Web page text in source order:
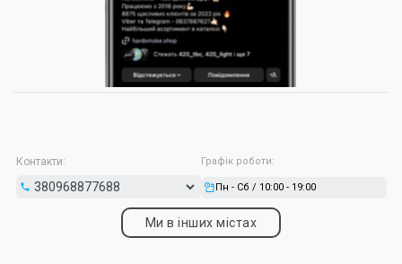
Контакти: Графік роботи:
Пн - Сб / 10:00 - 19:00
Ми в інших містах